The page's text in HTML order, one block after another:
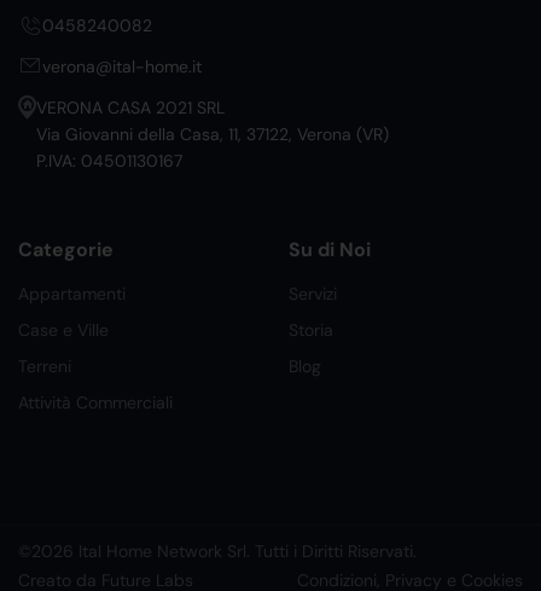
0458240082
verona@ital-home.it
VERONA CASA 2021 SRL
Via Giovanni della Casa, 11, 37122, Verona (VR)
P.IVA: 04501130167
Categorie
Appartamenti
Case e Ville
Terreni
Attività Commerciali
Su di Noi
Servizi
Storia
Blog
©2026 Ital Home Network Srl. Tutti i Diritti Riservati.
Creato da Future Labs
Condizioni, Privacy e Cookies